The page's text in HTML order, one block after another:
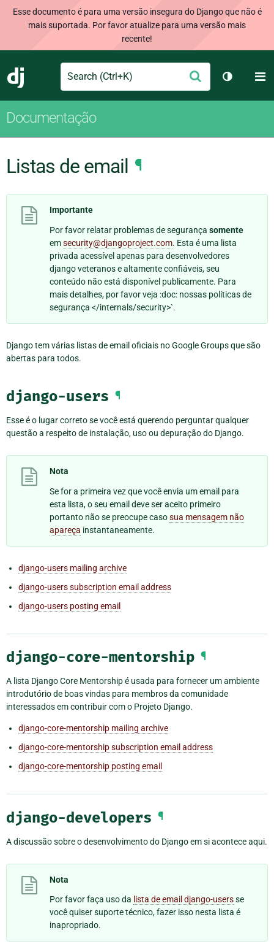
Esse documento é para uma versão insegura do Django que não é
mais suportada. Por favor atualize para uma versão mais
recente!
Django
Search Enviar
Alternar
Documentação
Listas de email ¶
Importante
Por favor relatar problemas de segurança somente
emsecurity@djangoproject.com. Esta é uma lista
privada acessível apenas para desenvolvedores
django veteranos e altamente confiáveis, seu
conteúdo não está disponível publicamente. Para
mais detalhes, por favor veja :doc: nossas políticas de
segurança </internals/security>`.
Django tem várias listas de email oficiais no Google Groups que são
abertas para todos.
django-users ¶
Esse é o lugar correto se você está querendo perguntar qualquer
questão a respeito de instalação, uso ou depuração do Django.
Nota
Se for a primeira vez que você envia um email para
esta lista, o seu email deve ser aceito primeiro
portanto não se preocupe casosua mensagem não
apareça instantaneamente.
django-users mailing archive
django-users subscription email address
django-users posting email
django-core-mentorship ¶
A lista Django Core Mentorship é usada para fornecer um ambiente
introdutório de boas vindas para membros da comunidade
interessados em contribuir com o Projeto Django.
django-core-mentorship mailing archive
django-core-mentorship subscription email address
django-core-mentorship posting email
django-developers ¶
A discussão sobre o desenvolvimento do Django em si acontece aqui.
Nota
Por favor faça uso da lista de email django-usersse
você quiser suporte técnico, fazer isso nesta lista é
inapropriado.